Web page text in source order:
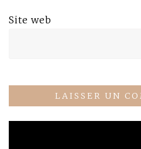
Site web